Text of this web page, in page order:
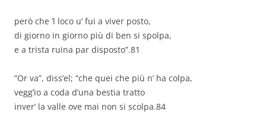
però che ’l loco u’ fui a viver posto,
di giorno in giorno più di ben si spolpa,
e a trista ruina par disposto”.81
“Or va”, diss’el; “che quei che più n’ ha colpa,
vegg’ïo a coda d’una bestia tratto
inver’ la valle ove mai non si scolpa.84